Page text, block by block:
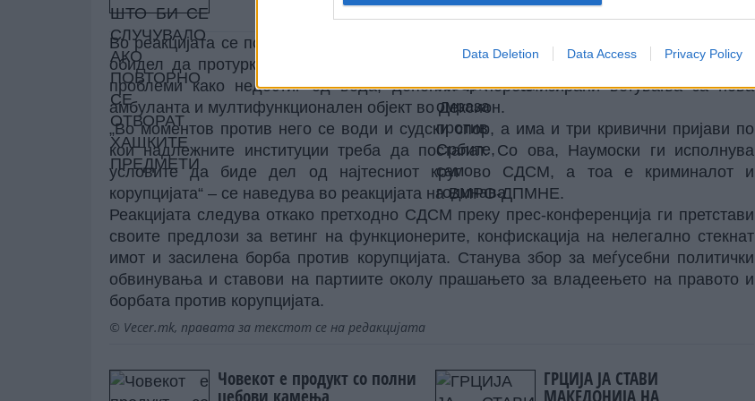
Data Deletion Data Access Privacy Policy
ХАШКИТЕ ПРЕДМЕТИ Србите, само годинава
Во реакцијата се посочува дека во последните шест месеци од неговиот мандат се
обидел да протурка 25 урбанистички планови, додека граѓаните се соочувале со
проблеми како недостиг од вода, депонии и нереализирани ветувања за нова
амбуланта и мултифункционален објект во Дексион.
„Во моментов против него се води и судски спор, а има и три кривични пријави по
кои надлежните институции треба да постапат. Со ова, Наумоски ги исполнува
условите да биде дел од најтесниот круг во СДСМ, а тоа е криминалот и
корупцијата“ – се наведува во реакцијата на ВМРО-ДПМНЕ.
Реакцијата следува откако претходно СДСМ преку прес-конференција ги претстави
своите предлози за ветинг на функционерите, конфискација на нелегално стекнат
имот и засилена борба против корупцијата. Станува збор за меѓусебни политички
обвинувања и ставови на партиите околу прашањето за владеењето на правото и
борбата против корупцијата.
© Vecer.mk, правата за текстот се на редакцијата
Човекот е продукт со полни
џебови камења
ГРЦИЈА ЈА СТАВИ
МАКЕДОНИЈА НА